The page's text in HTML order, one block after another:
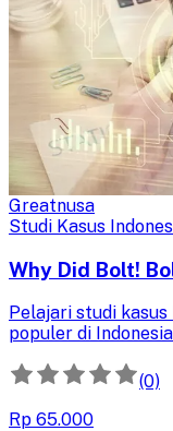
Greatnusa
Studi Kasus
Why Did Bolt!
Pelajari studi
populer di
dalam bisnis
(0)
Rp 65.000